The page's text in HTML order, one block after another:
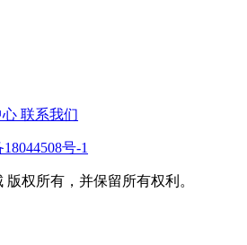
心 联系我们
号-1
版权所有，并保留所有权利。